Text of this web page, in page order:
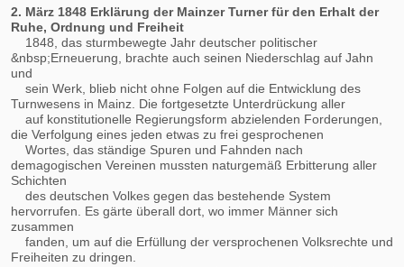
2. März 1848 Erklärung der Mainzer Turner für den Erhalt der
Ruhe, Ordnung und Freiheit
1848, das sturmbewegte Jahr deutscher politischer
&nbsp;Erneuerung, brachte auch seinen Niederschlag auf Jahn
und
sein Werk, blieb nicht ohne Folgen auf die Entwicklung des
Turnwesens in Mainz. Die fortgesetzte Unterdrückung aller
auf konstitutionelle Regierungsform abzielenden Forderungen,
die Verfolgung eines jeden etwas zu frei gesprochenen
Wortes, das ständige Spuren und Fahnden nach
demagogischen Vereinen mussten naturgemäß Erbitterung aller
Schichten
des deutschen Volkes gegen das bestehende System
hervorrufen. Es gärte überall dort, wo immer Männer sich
zusammen
fanden, um auf die Erfüllung der versprochenen Volksrechte und
Freiheiten zu dringen.